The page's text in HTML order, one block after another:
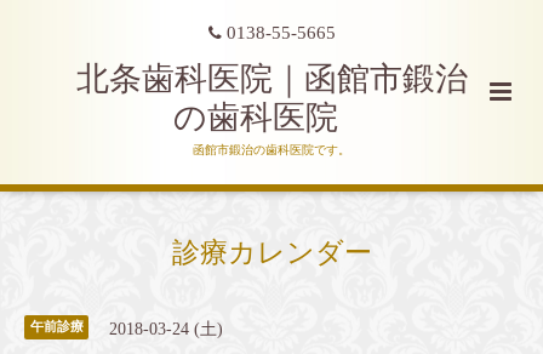
0138-55-5665
北条歯科医院｜函館市鍛治
の歯科医院
函館市鍛治の歯科医院です。
診療カレンダー
午前診療 2018-03-24 (土)